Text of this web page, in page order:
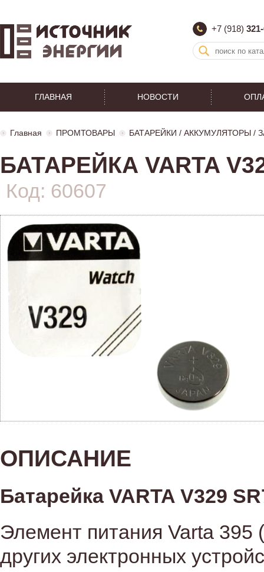
+7 (918)
ГЛАВНАЯ НОВОСТИ
Главная ПРОМТОВАРЫ БАТАРЕЙКИ / АККУМУЛЯТОРЫ /
БАТАРЕЙКА VARTA
Код: 60607
ОПИСАНИЕ
Батарейка VARTA V329
Элемент питания Varta 395
других электронных